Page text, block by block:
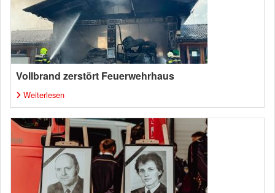
Vollbrand zerstört Feuerwehrhaus
Weiterlesen